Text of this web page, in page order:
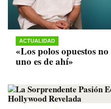
ACTUALIDAD
«Los polos opuestos
uno es de ahí»